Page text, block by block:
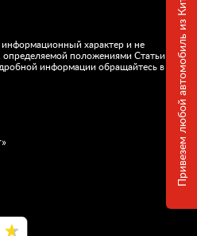
Привезем любой автомобиль из Китая
характер и не
определяемой положениями Статьи
информации обращайтесь в
»